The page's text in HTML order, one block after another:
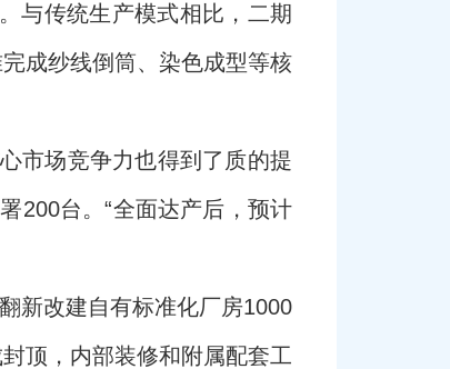
与传统生产模式相比，二期
成纱线倒筒、染色成型等核
市场竞争力也得到了质的提
200台。“全面达产后，预计
新改建自有标准化厂房1000
顶，内部装修和附属配套工